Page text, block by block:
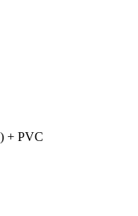
+ PVC